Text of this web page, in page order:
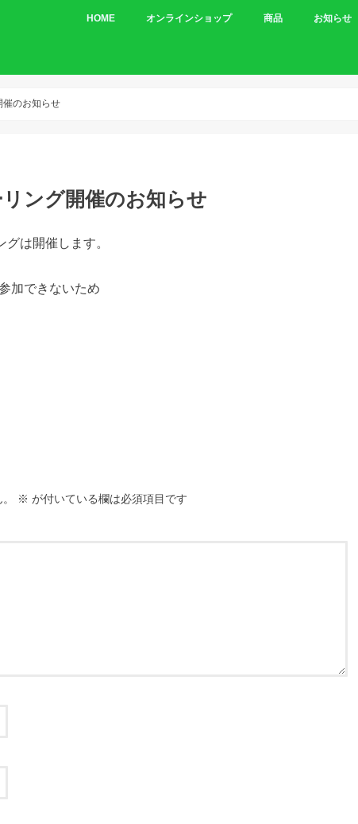
HOME オンラインショップ 商品 お知らせ
催のお知らせ
ング開催のお知らせ
は開催します。
加できないため
※ が付いている欄は必須項目です